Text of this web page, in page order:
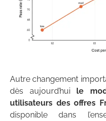
Autre changement
dès aujourd’hui le
utilisateurs des offres
disponible dans